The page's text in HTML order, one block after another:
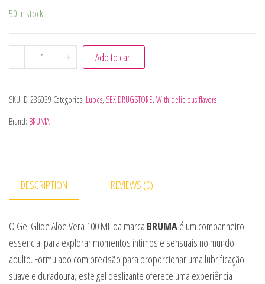
50 in stock
- BRUMA - GEL DESLIZANTE DE ALOE VERA NATURAL
+ Add to cart
SKU: D-236039 Categories: Lubes, SEX DRUGSTORE, With delicious flavors
Brand: BRUMA
DESCRIPTION REVIEWS (0)
O Gel Glide Aloe Vera 100 ML da marca BRUMAé um companheiro
essencial para explorar momentos íntimos e sensuais no mundo
adulto. Formulado com precisão para proporcionar uma lubrificação
suave e duradoura, este gel deslizante oferece uma experiência